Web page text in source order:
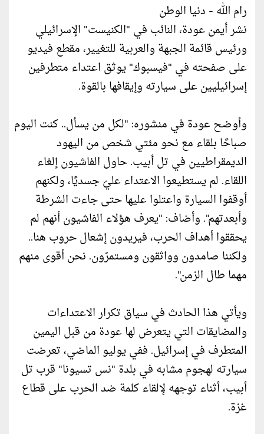
رام الله - دنيا الوطن
نشر أيمن عودة، النائب في "الكنيست" الإسرائيلي
ورئيس قائمة الجبهة والعربية للتغيير، مقطع فيديو
على صفحته في "فيسبوك" يوثق اعتداء متطرفين
إسرائيليين على سيارته وإيقافها بالقوة.
وأوضح عودة في منشوره: "لكل من يسأل.. كنت اليوم
صباحًا بلقاء مع نحو مئتي شخص من اليهود
الديمقراطيين في تل أبيب. حاول الفاشيون إلغاء
اللقاء. لم يستطيعوا الاعتداء عليّ جسديًا، ولكنهم
أوقفوا السيارة واعتلوا عليها حتى جاءت الشرطة
وأبعدتهم". وأضاف: "يعرف هؤلاء الفاشيون أنهم لم
يحققوا أهداف الحرب، فيريدون إشعال حروب هنا..
ولكننا صامدون وواثقون ومستمرّون. نحن أقوى منهم
مهما طال الزمن".
ويأتي هذا الحادث في سياق تكرار الاعتداءات
والمضايقات التي يتعرض لها عودة من قبل اليمين
المتطرف في إسرائيل. ففي يوليو الماضي، تعرضت
سيارته لهجوم مشابه في بلدة "نس تسيونا" قرب تل
أبيب، أثناء توجهه لإلقاء كلمة ضد الحرب على قطاع
غزة.